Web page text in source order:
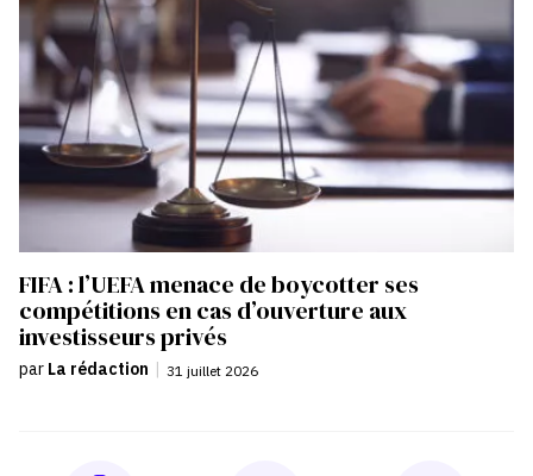
FIFA : l’UEFA menace de boycotter ses
compétitions en cas d’ouverture aux
investisseurs privés
par La rédaction 31 juillet 2026